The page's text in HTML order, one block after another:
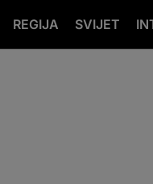
REGIJA SVIJET